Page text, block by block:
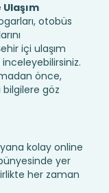
otobüs
içi ulaşım
önce,
bilgilere göz
kolay online
yer
her zaman